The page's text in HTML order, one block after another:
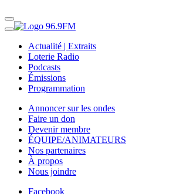
Actualité | Extraits
Loterie Radio
Podcasts
Émissions
Programmation
Annoncer sur les ondes
Faire un don
Devenir membre
ÉQUIPE/ANIMATEURS
Nos partenaires
À propos
Nous joindre
Facebook